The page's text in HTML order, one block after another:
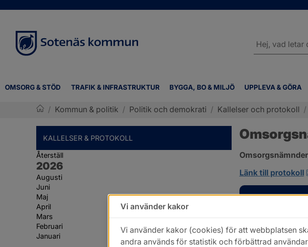
OMSORG & STÖD TRAFIK & INFRASTRUKTUR BYGGA, BO & MILJÖ UPPLEVA & GÖRA
webbplatsen
/ Kommun & politik / Politik och demokrati / Kallelser och protokoll /
KALLELSER & PROTOKOLL
Återställ
År:
2026
Augusti
Juni
Maj
April
Mars
Februari
Januari
Länk till protokoll
Vi använder kakor
Vi använder kakor (cookies) för att webbplatsen
andra används för statistik och förbättrad